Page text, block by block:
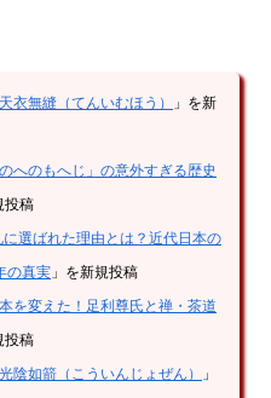
衣無縫（てんいむほう）
」を新
へのもへじ」の意外すぎる歴史
投稿
選ばれた理由とは？近代日本の
の真実 」を新規投稿
を変えた！足利尊氏と禅・茶道
投稿
陰如箭（こういんじょぜん）
」